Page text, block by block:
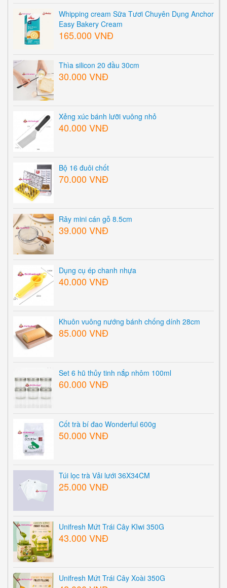
Whipping cream Sữa Tươi Chuyên Dụng Anchor
Easy Bakery Cream
165.000 VNĐ
Thìa silicon 20 đầu 30cm
30.000 VNĐ
Xẻng xúc bánh lưỡi vuông nhỏ
40.000 VNĐ
Bộ 16 đuôi chốt
70.000 VNĐ
Rây mini cán gỗ 8.5cm
39.000 VNĐ
Dụng cụ ép chanh nhựa
40.000 VNĐ
Khuôn vuông nướng bánh chống dính 28cm
85.000 VNĐ
Set 6 hũ thủy tinh nắp nhôm 100ml
60.000 VNĐ
Cốt trà bí đao Wonderful 600g
50.000 VNĐ
Túi lọc trà Vải lưới 36X34CM
25.000 VNĐ
Unifresh Mứt Trái Cây KIwi 350G
43.000 VNĐ
Unifresh Mứt Trái Cây Xoài 350G